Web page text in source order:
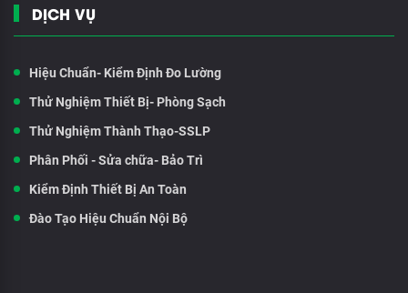
DỊCH VỤ
Hiệu Chuẩn- Kiểm Định Đo Lường
Thử Nghiệm Thiết Bị- Phòng Sạch
Thử Nghiệm Thành Thạo-SSLP
Phân Phối - Sửa chữa- Bảo Trì
Kiểm Định Thiết Bị An Toàn
Đào Tạo Hiệu Chuẩn Nội Bộ